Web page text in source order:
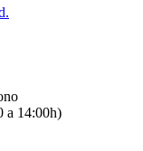
a 14:00h)